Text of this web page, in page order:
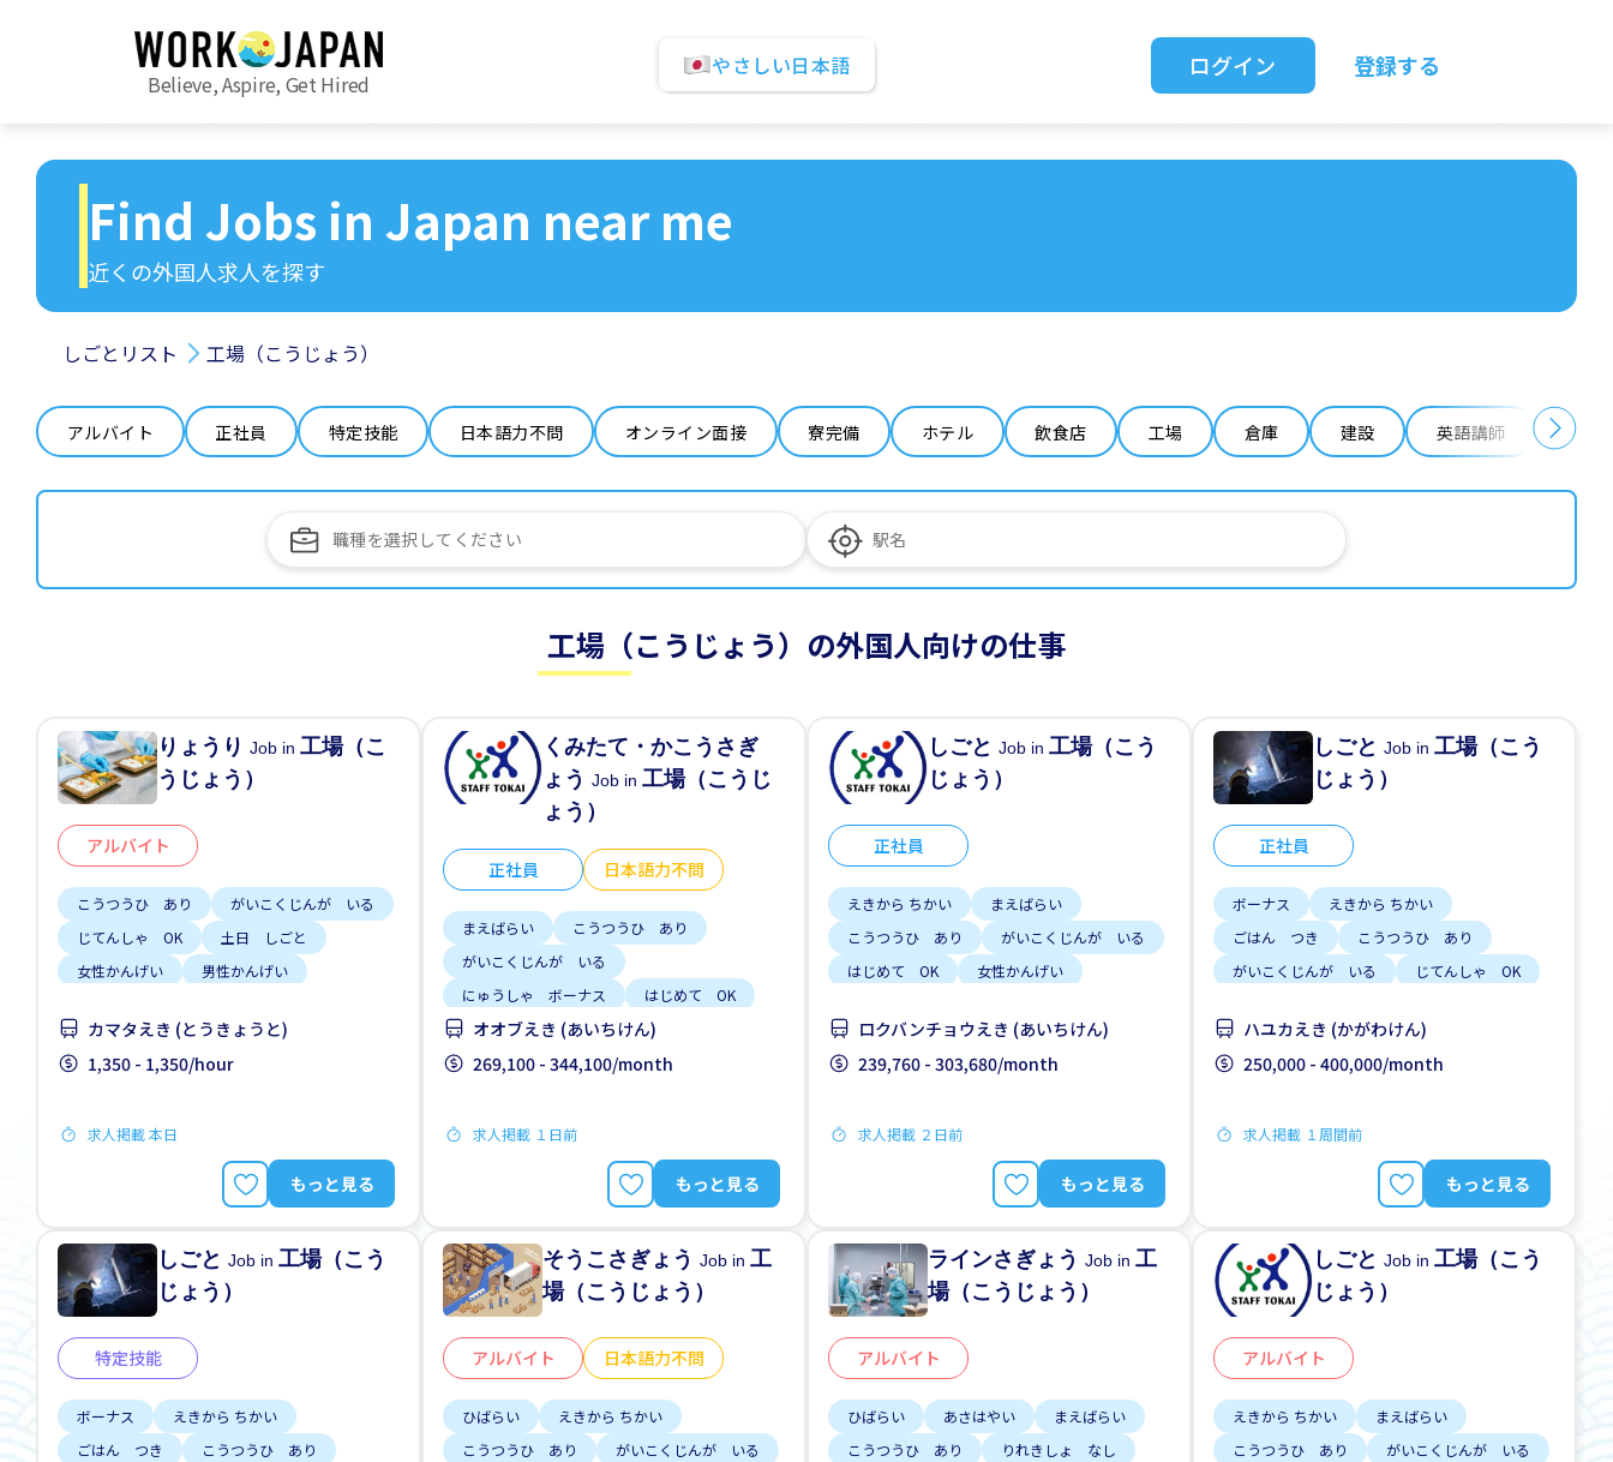
Believe, Aspire, Get Hired
やさしい日本語 ログイン 登録する
Find Jobs in Japan near me
近くの外国人求人を探す
しごとリスト 工場（こうじょう）
アルバイト 正社員 特定技能 日本語力不問 オンライン面接 寮完備 ホテル 飲食店 工場 倉庫 建設 英語講師 IT
工場（こうじょう）の外国人向けの仕事
りょうりJob in工場（こ
うじょう）
アルバイト
こうつうひ あり
がいこくじんが いる
じてんしゃ OK
土日 しごと
女性かんげい
男性かんげい
カマタえき (とうきょうと)
1,350 - 1,350/hour
求人掲載 本日
もっと見る
くみたて・かこうさぎ
ょうJob in工場（こうじ
ょう）
正社員 日本語力不問
まえばらい
こうつうひ あり
がいこくじんが いる
にゅうしゃ ボーナス
はじめて OK
にほんごできない OK
男性かんげい
車通勤
オオブえき (あいちけん)
269,100 - 344,100/month
求人掲載 １日前
もっと見る
しごとJob in工場（こう
じょう）
正社員
えきから ちかい
まえばらい
こうつうひ あり
がいこくじんが いる
はじめて OK
女性かんげい
ロクバンチョウえき (あいちけん)
239,760 - 303,680/month
求人掲載 ２日前
もっと見る
しごとJob in工場（こう
じょう）
正社員
ボーナス
えきから ちかい
ごはん つき
こうつうひ あり
がいこくじんが いる
じてんしゃ OK
ハユカえき (かがわけん)
250,000 - 400,000/month
求人掲載 １周間前
もっと見る
しごとJob in工場（こう
じょう）
特定技能
ボーナス
えきから ちかい
ごはん つき
こうつうひ あり
そうこさぎょうJob in工
場（こうじょう）
アルバイト 日本語力不問
ひばらい
えきから ちかい
こうつうひ あり
がいこくじんが いる
ラインさぎょうJob in工
場（こうじょう）
アルバイト
ひばらい あさはやい
まえばらい
こうつうひ あり
りれきしょ なし
しごとJob in工場（こう
じょう）
アルバイト
えきから ちかい
まえばらい
こうつうひ あり
がいこくじんが いる